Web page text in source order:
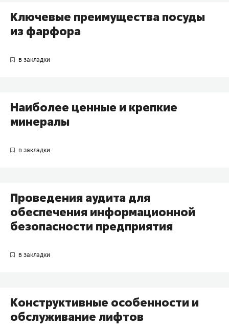
Ключевые преимущества посуды
из фарфора
Наиболее ценные и крепкие
минералы
Проведения аудита для
обеспечения информационной
безопасности предприятия
Конструктивные особенности и
обслуживание лифтов